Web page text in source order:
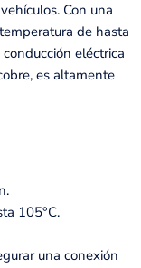
Con una
de hasta
eléctrica
es altamente
105°C.
una conexión